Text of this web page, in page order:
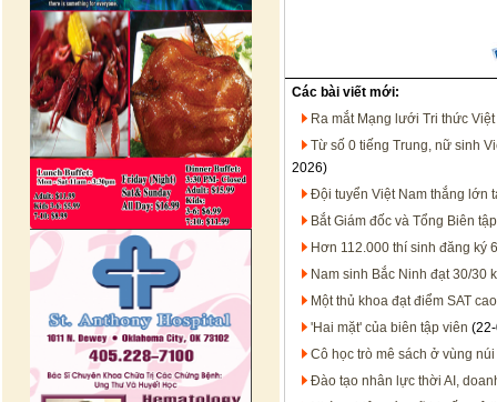
Các bài viết mới:
Ra mắt Mạng lưới Tri thức
Từ số 0 tiếng Trung, nữ sinh
2026)
Đội tuyển Việt Nam thắng lớn
Bắt Giám đốc và Tổng Biên
Hơn 112.000 thí sinh đăng ký
Nam sinh Bắc Ninh đạt 30/30
Một thủ khoa đạt điểm SAT
'Hai mặt' của biên tập viên
Cô học trò mê sách ở vùng
Đào tạo nhân lực thời AI,